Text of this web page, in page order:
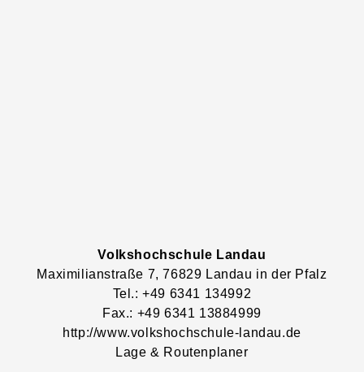
Volkshochschule Landau
Maximilianstraße 7, 76829 Landau in der Pfalz
Tel.: +49 6341 134992
Fax.: +49 6341 13884999
http://www.volkshochschule-landau.de
Lage & Routenplaner